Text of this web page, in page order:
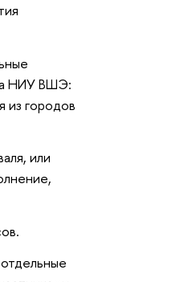
НИУ ВШЭ:
из городов
или